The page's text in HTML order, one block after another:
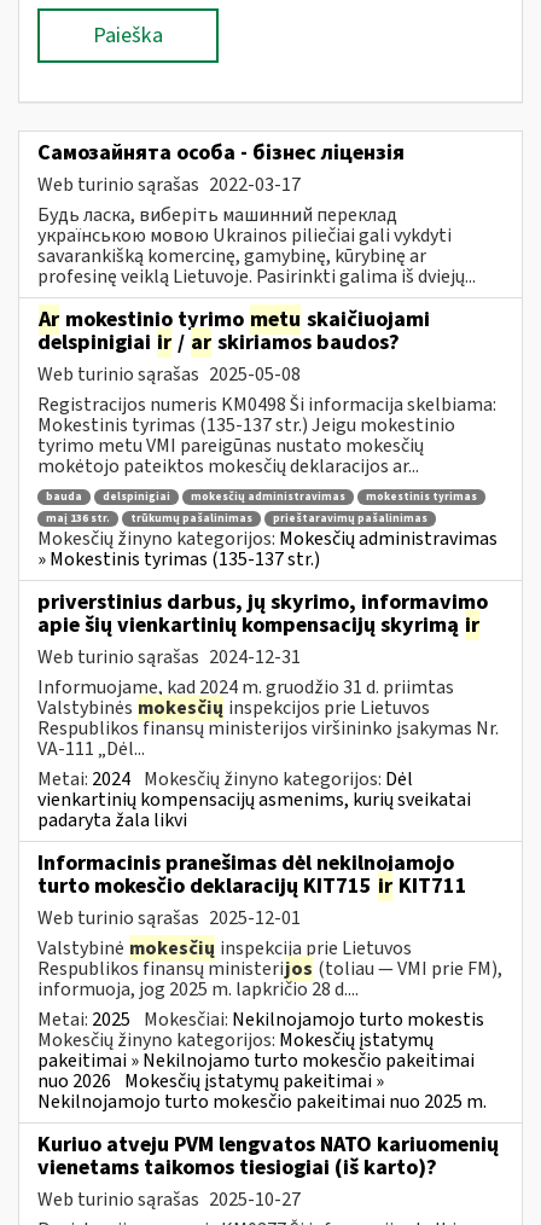
Paieška
Самозайнята особа - бізнес ліцензія
Web turinio sąrašas 2022-03-17
Будь ласка, виберіть машинний переклад
українською мовою Ukrainos piliečiai gali vykdyti
savarankišką komercinę, gamybinę, kūrybinę ar
profesinę veiklą Lietuvoje. Pasirinkti galima iš dviejų...
Ar mokestinio tyrimo metu skaičiuojami
delspinigiai ir / ar skiriamos baudos?
Web turinio sąrašas 2025-05-08
Registracijos numeris KM0498 Ši informacija skelbiama:
Mokestinis tyrimas (135-137 str.) Jeigu mokestinio
tyrimo metu VMI pareigūnas nustato mokesčių
mokėtojo pateiktos mokesčių deklaracijos ar...
bauda delspinigiai mokesčių administravimas
mokestinis tyrimas
maį 136 str.
trūkumų pašalinimas prieštaravimų pašalinimas
Mokesčių žinyno kategorijos: Mokesčių administravimas
» Mokestinis tyrimas (135-137 str.)
priverstinius darbus, jų skyrimo, informavimo
apie šių vienkartinių kompensacijų skyrimą ir
Web turinio sąrašas 2024-12-31
Informuojame, kad 2024 m. gruodžio 31 d. priimtas
Valstybinės mokesčių inspekcijos prie Lietuvos
Respublikos finansų ministerijos viršininko įsakymas Nr.
VA-111 „Dėl...
Metai: 2024 Mokesčių žinyno kategorijos: Dėl
vienkartinių kompensacijų asmenims, kurių sveikatai
padaryta žala likvi
Informacinis pranešimas dėl nekilnojamojo
turto mokesčio deklaracijų KIT715 ir KIT711
Web turinio sąrašas 2025-12-01
Valstybinė mokesčių inspekcija prie Lietuvos
Respublikos finansų ministerijos (toliau — VMI prie FM),
informuoja, jog 2025 m. lapkričio 28 d....
Metai: 2025 Mokesčiai: Nekilnojamojo turto mokestis
Mokesčių žinyno kategorijos: Mokesčių įstatymų
pakeitimai » Nekilnojamo turto mokesčio pakeitimai
nuo 2026 Mokesčių įstatymų pakeitimai »
Nekilnojamojo turto mokesčio pakeitimai nuo 2025 m.
Kuriuo atveju PVM lengvatos NATO kariuomenių
vienetams taikomos tiesiogiai (iš karto)?
Web turinio sąrašas 2025-10-27